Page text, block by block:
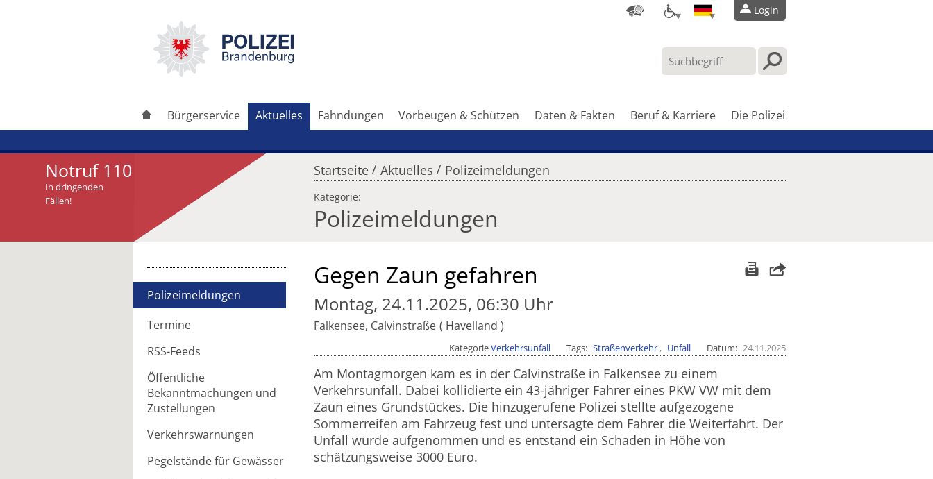
Login
Bürgerservice Aktuelles Fahndungen Vorbeugen & Schützen Daten & Fakten Beruf & Karriere Die Polizei
Notruf 110
In dringenden
Fällen!
Startseite / Aktuelles / Polizeimeldungen
Kategorie:
Polizeimeldungen
Polizeimeldungen
Termine
RSS-Feeds
Öffentliche
Bekanntmachungen und
Zustellungen
Verkehrswarnungen
Pegelstände für Gewässer
Artikel weiterleiten Gegen Zaun gefahren
Montag, 24.11.2025, 06:30 Uhr
Falkensee, Calvinstraße Havelland
KategorieVerkehrsunfall Tags Straßenverkehr Unfall Datum 24.11.2025
Am Montagmorgen kam es in der Calvinstraße in Falkensee zu einem
Verkehrsunfall. Dabei kollidierte ein 43-jähriger Fahrer eines PKW VW mit dem
Zaun eines Grundstückes. Die hinzugerufene Polizei stellte aufgezogene
Sommerreifen am Fahrzeug fest und untersagte dem Fahrer die Weiterfahrt. Der
Unfall wurde aufgenommen und es entstand ein Schaden in Höhe von
schätzungsweise 3000 Euro.